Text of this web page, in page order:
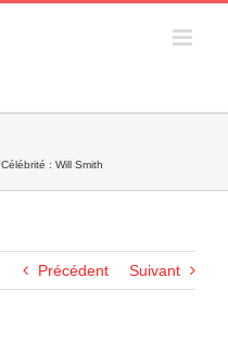
Célébrité : Will Smith
Précédent Suivant